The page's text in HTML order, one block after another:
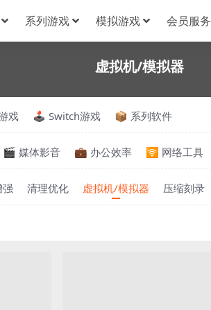
系列游戏 模拟游戏 会员服务
虚拟机/模拟器
戏 🕹️ Switch游戏 📦 系列软件
🎬 媒体影音 💼 办公效率 🛜 网络工具
强 清理优化 虚拟机/模拟器 压缩刻录